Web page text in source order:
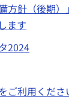
方針（後期
ます
2024
ご利用くださ